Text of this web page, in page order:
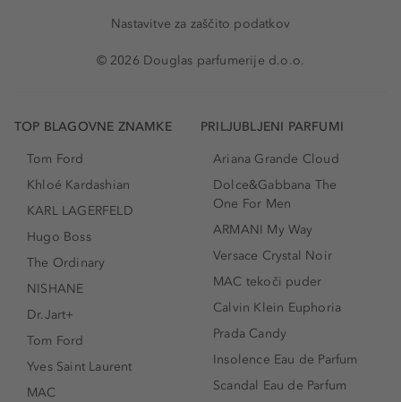
Nastavitve za zaščito podatkov
© 2026 Douglas parfumerije d.o.o.
TOP BLAGOVNE ZNAMKE
Tom Ford
Khloé Kardashian
KARL LAGERFELD
Hugo Boss
The Ordinary
NISHANE
Dr.Jart+
Tom Ford
Yves Saint Laurent
MAC
PRILJUBLJENI PARFUMI
Ariana Grande Cloud
Dolce&Gabbana The
One For Men
ARMANI My Way
Versace Crystal Noir
MAC tekoči puder
Calvin Klein Euphoria
Prada Candy
Insolence Eau de Parfum
Scandal Eau de Parfum